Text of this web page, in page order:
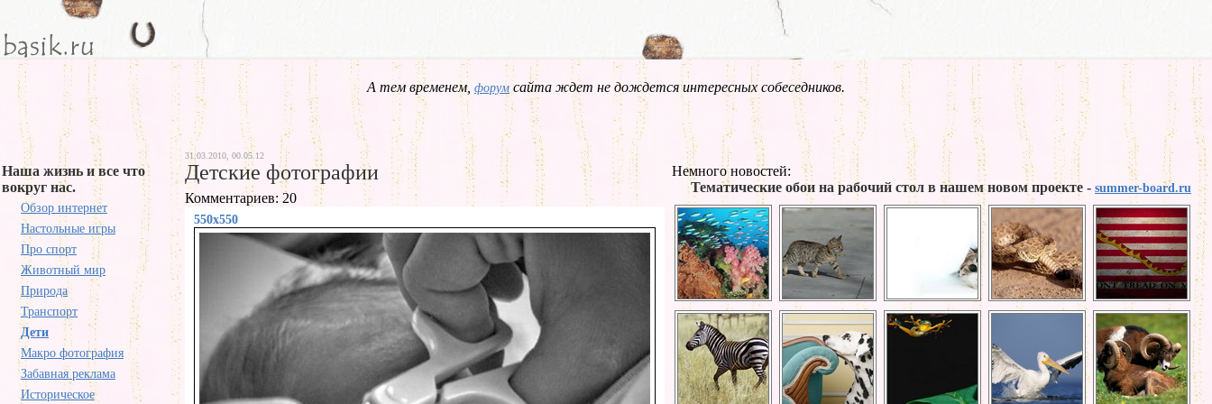
А тем временем, форум сайта ждет не дождется интересных собеседников.
Наша жизнь и все что
вокруг нас.
Обзор интернет
Настольные игры
Про спорт
Животный мир
Природа
Транспорт
Дети
Макро фотография
Забавная реклама
Историческое
31.03.2010, 00.05.12
Детские фотографии
Комментариев: 20
550x550
Немного новостей:
Тематические обои на рабочий стол в нашем новом проекте - summer-board.ru